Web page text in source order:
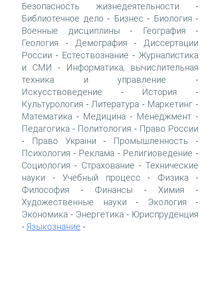
Безопасность жизнедеятельности -
Библиотечное дело - Бизнес - Биология -
Военные дисциплины - География -
Геология - Демография -
Диссертации
России - Естествознание - Журналистика
и СМИ -
Информатика, вычислительная
техника и управление -
Искусствоведение - История -
Культурология - Литература - Маркетинг -
Математика - Медицина - Менеджмент -
Педагогика - Политология - Право России
- Право України - Промышленность -
Психология - Реклама - Религиоведение -
Социология - Страхование - Технические
науки - Учебный процесс - Физика -
Философия - Финансы - Химия -
Художественные науки - Экология -
Экономика - Энергетика - Юриспруденция
- Языкознание -